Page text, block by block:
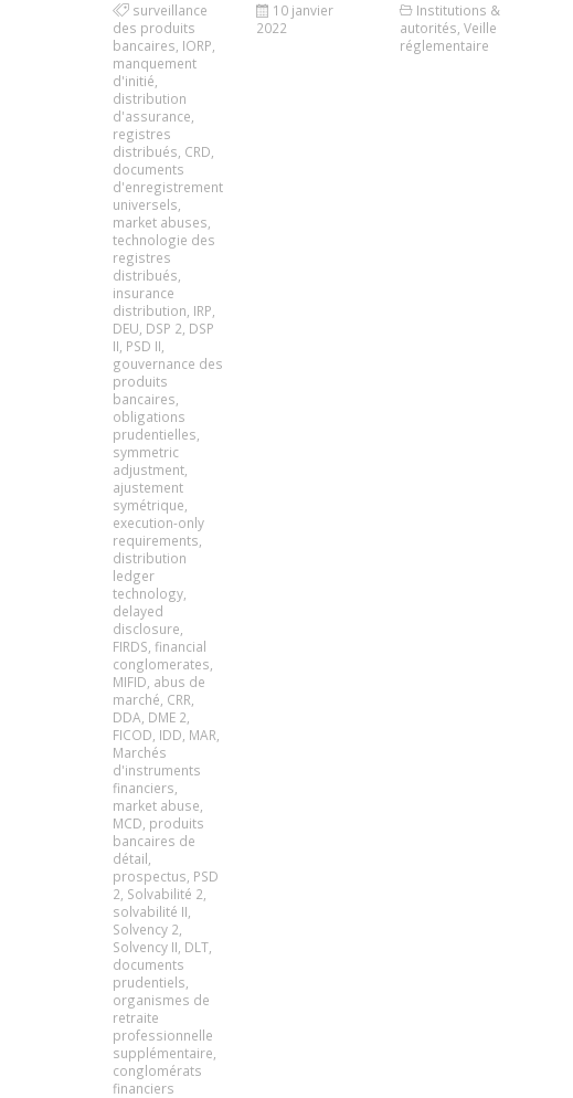
surveillance
des produits
bancaires IORP
manquement
d'initié
distribution
d'assurance
registres
distribués CRD
documents
d'enregistrement
universels
market abuses
technologie des
registres
distribués
insurance
distribution IRP
DEU DSP 2 DSP
II PSD II
gouvernance des
produits
bancaires
obligations
prudentielles
symmetric
adjustment
ajustement
symétrique
execution-only
requirements
distribution
ledger
technology
delayed
disclosure
FIRDS financial
conglomerates
MIFID abus de
marché CRR
DDA DME 2
FICOD IDD MAR
Marchés
d'instruments
financiers
market abuse
MCD produits
bancaires de
détail
prospectus PSD
2 Solvabilité 2
solvabilité II
Solvency 2
Solvency II DLT
documents
prudentiels
organismes de
retraite
professionnelle
supplémentaire
conglomérats
financiers
10 janvier
2022
Institutions &
autorités Veille
réglementaire